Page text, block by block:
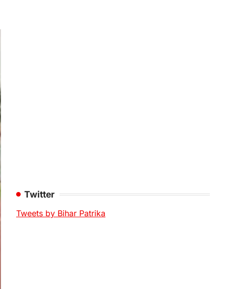
Twitter
Tweets by Bihar Patrika